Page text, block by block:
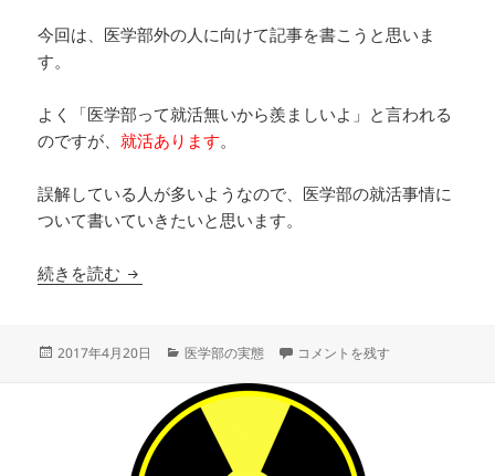
今回は、医学部外の人に向けて記事を書こうと思いま
す。
よく「医学部って就活無いから羨ましいよ」と言われる
のですが、就活あります。
誤解している人が多いようなので、医学部の就活事情に
ついて書いていきたいと思います。
続きを読む 医学部には就活はあるの？
投
2017年4月20日
カ
ゴ
リ
医学部の実態 医学部には就活はあるの？ に
コメントを残す